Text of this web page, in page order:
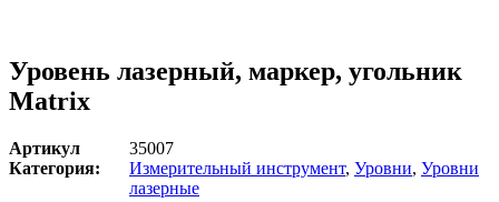
Уровень лазерный, маркер, угольник
Matrix
Артикул
35007
Категория:
Измерительный инструмент, Уровни, Уровни
лазерные